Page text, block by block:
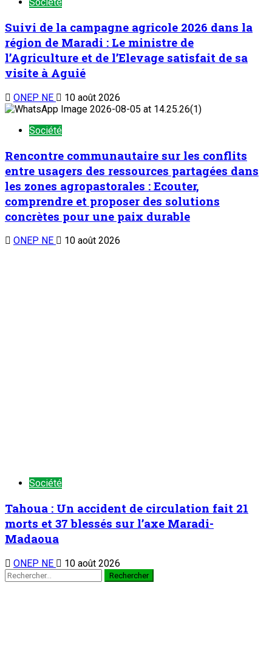
Société
Suivi de la campagne agricole 2026 dans la
région de Maradi : Le ministre de
l’Agriculture et de l’Elevage satisfait de sa
visite à Aguié
ONEP NE 10 août 2026
Société
Rencontre communautaire sur les conflits
entre usagers des ressources partagées dans
les zones agropastorales : Ecouter,
comprendre et proposer des solutions
concrètes pour une paix durable
ONEP NE 10 août 2026
Société
Tahoua : Un accident de circulation fait 21
morts et 37 blessés sur l’axe Maradi-
Madaoua
ONEP NE 10 août 2026